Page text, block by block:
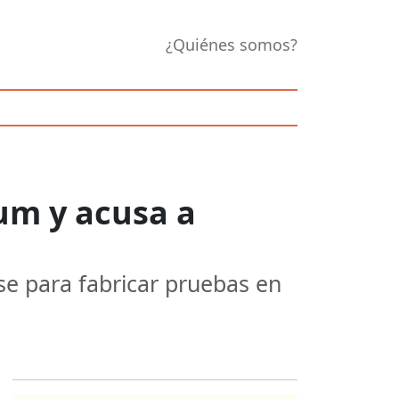
¿Quiénes somos?
y acusa a
para fabricar pruebas en